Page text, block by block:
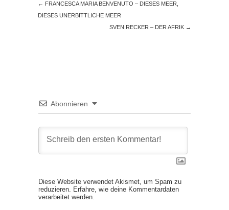
← FRANCESCA MARIA BENVENUTO – DIESES MEER,
DIESES UNERBITTLICHE MEER
SVEN RECKER – DER AFRIK →
Abonnieren
Diese Website verwendet Akismet, um Spam zu
reduzieren. Erfahre, wie deine Kommentardaten
verarbeitet werden.